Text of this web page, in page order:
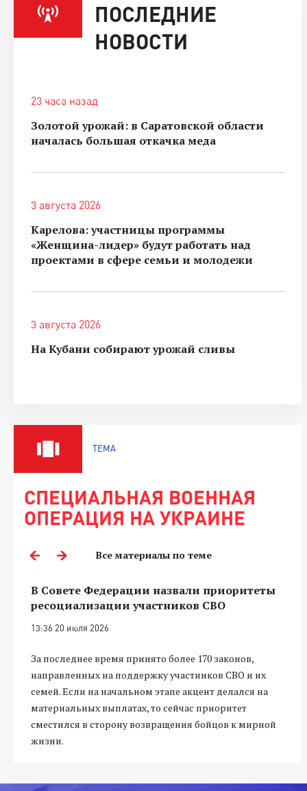
ПОСЛЕДНИЕ
НОВОСТИ
23 часа назад
Золотой урожай: в Саратовской области
началась большая откачка меда
3 августа 2026
Карелова: участницы программы
«Женщина-лидер» будут работать над
проектами в сфере семьи и молодежи
3 августа 2026
На Кубани собирают урожай сливы
ТЕМА
СПЕЦИАЛЬНАЯ ВОЕННАЯ
ОПЕРАЦИЯ НА УКРАИНЕ
Все материалы по теме
В Совете Федерации назвали приоритеты
ресоциализации участников СВО
13:36 20 июля 2026
За последнее время принято более 170 законов,
направленных на поддержку участников СВО и их
семей. Если на начальном этапе акцент делался на
материальных выплатах, то сейчас приоритет
сместился в сторону возвращения бойцов к мирной
жизни.